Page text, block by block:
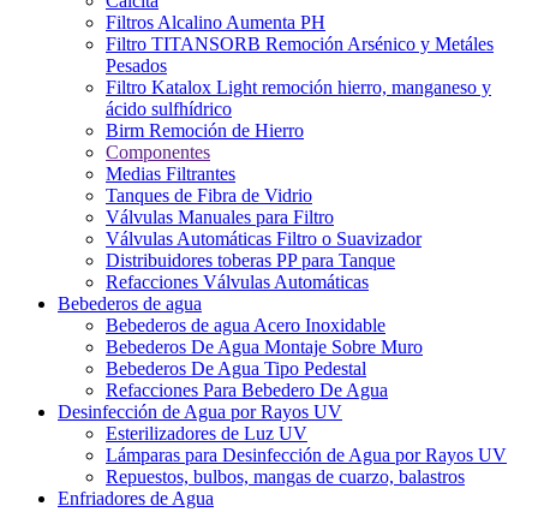
Filtros Alcalino Aumenta PH
Filtro TITANSORB Remoción Arsénico y Metáles
Pesados
Filtro Katalox Light remoción hierro, manganeso y
ácido sulfhídrico
Birm Remoción de Hierro
Componentes
Medias Filtrantes
Tanques de Fibra de Vidrio
Válvulas Manuales para Filtro
Válvulas Automáticas Filtro o Suavizador
Distribuidores toberas PP para Tanque
Refacciones Válvulas Automáticas
Bebederos de agua
Bebederos de agua Acero Inoxidable
Bebederos De Agua Montaje Sobre Muro
Bebederos De Agua Tipo Pedestal
Refacciones Para Bebedero De Agua
Desinfección de Agua por Rayos UV
Esterilizadores de Luz UV
Lámparas para Desinfección de Agua por Rayos UV
Repuestos, bulbos, mangas de cuarzo, balastros
Enfriadores de Agua